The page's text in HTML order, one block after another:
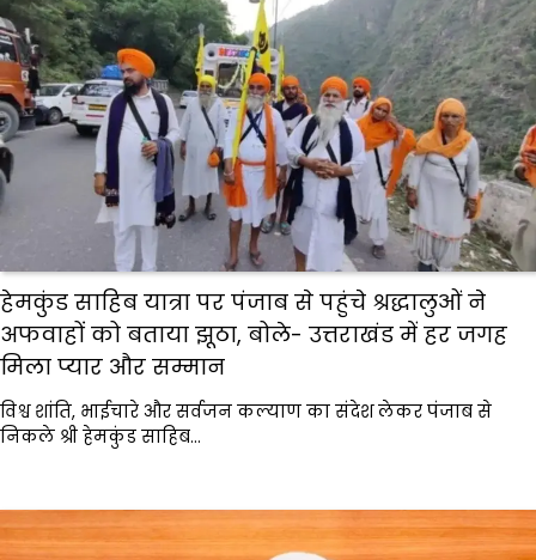
हेमकुंड साहिब यात्रा पर पंजाब से पहुंचे श्रद्धालुओं ने
अफवाहों को बताया झूठा, बोले- उत्तराखंड में हर जगह
मिला प्यार और सम्मान
विश्व शांति, भाईचारे और सर्वजन कल्याण का संदेश लेकर पंजाब से
निकले श्री हेमकुंड साहिब…